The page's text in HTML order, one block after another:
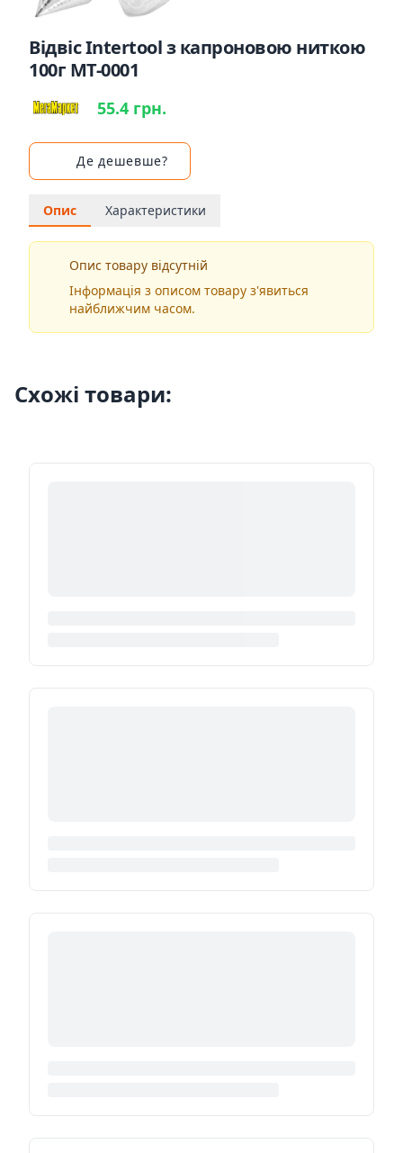
Відвіс Intertool з капроновою ниткою
100г MT-0001
55.4 грн.
Де дешевше?
Опис Характеристики
Опис товару відсутній
Інформація з описом товару з'явиться
найближчим часом.
Схожі товари: